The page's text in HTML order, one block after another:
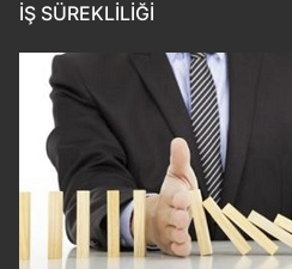
İŞ SÜREKLILIĞI